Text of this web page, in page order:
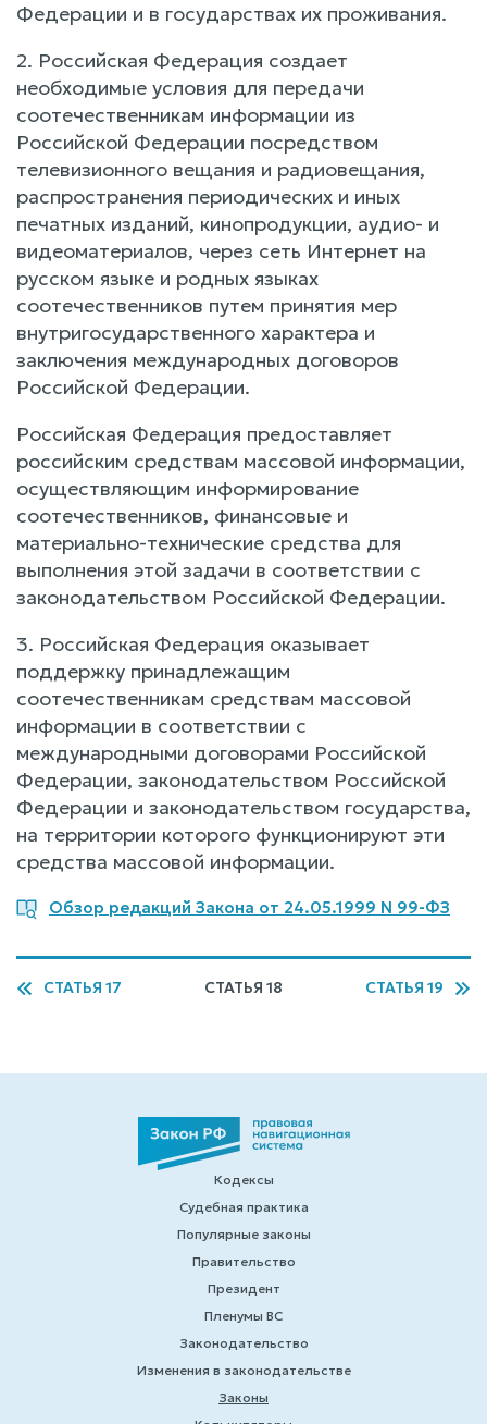
Федерации и в государствах их проживания.
2. Российская Федерация создает
необходимые условия для передачи
соотечественникам информации из
Российской Федерации посредством
телевизионного вещания и радиовещания,
распространения периодических и иных
печатных изданий, кинопродукции, аудио- и
видеоматериалов, через сеть Интернет на
русском языке и родных языках
соотечественников путем принятия мер
внутригосударственного характера и
заключения международных договоров
Российской Федерации.
Российская Федерация предоставляет
российским средствам массовой информации,
осуществляющим информирование
соотечественников, финансовые и
материально-технические средства для
выполнения этой задачи в соответствии с
законодательством Российской Федерации.
3. Российская Федерация оказывает
поддержку принадлежащим
соотечественникам средствам массовой
информации в соответствии с
международными договорами Российской
Федерации, законодательством Российской
Федерации и законодательством государства,
на территории которого функционируют эти
средства массовой информации.
Обзор редакций Закона от 24.05.1999 N 99-ФЗ
СТАТЬЯ 17 СТАТЬЯ 18 СТАТЬЯ 19
Кодексы
Судебная практика
Популярные законы
Правительство
Президент
Пленумы ВС
Законодательство
Изменения в законодательстве
Законы